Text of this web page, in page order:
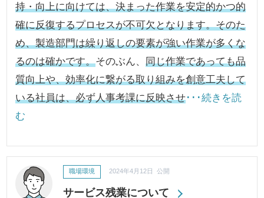
持・向上に向けては、決まった作業を安定的かつ的
確に反復するプロセスが不可欠となります。そのた
め、製造部門は繰り返しの要素が強い作業が多くな
るのは確かです。そのぶん、同じ作業であっても品
質向上や、効率化に繋がる取り組みを創意工夫して
いる社員は、必ず人事考課に反映させ･･･続きを読
む
サービス残業について
職場環境 2024年4月12日 公開